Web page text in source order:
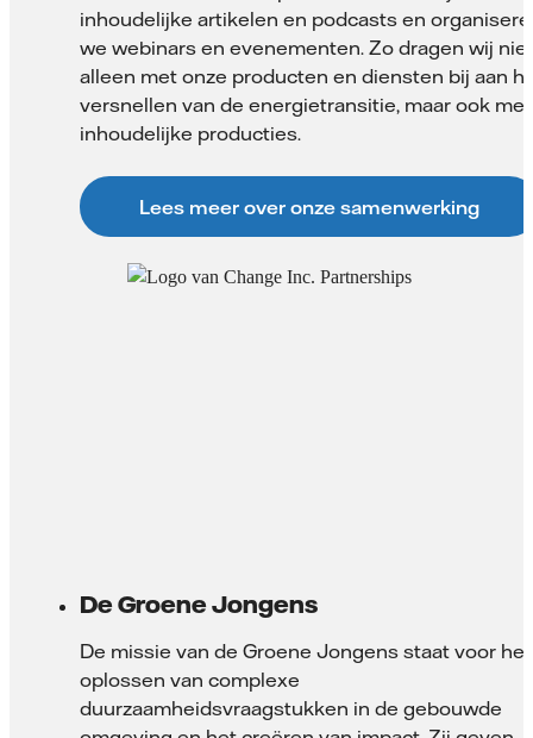
inhoudelijke artikelen en podcasts en
we webinars en evenementen. Zo dragen wij niet
alleen met onze producten en diensten bij aan
versnellen van de energietransitie, maar ook met
inhoudelijke producties.
Lees meer over onze samenwerking
De Groene Jongens
De missie van de Groene Jongens staat voor het
oplossen van complexe
duurzaamheidsvraagstukken in de gebouwde